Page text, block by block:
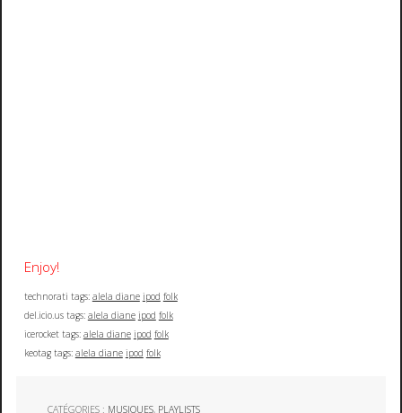
Enjoy!
technorati tags: alela diane ipod folk
del.icio.us tags: alela diane ipod folk
icerocket tags: alela diane ipod folk
keotag tags: alela diane ipod folk
CATÉGORIES : MUSIQUES, PLAYLISTS